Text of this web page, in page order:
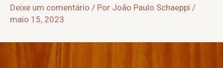
Deixe um comentário / Por João Paulo Schaeppi /
maio 15, 2023